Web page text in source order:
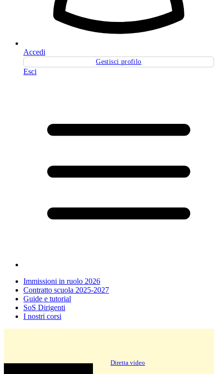
Accedi
Gestisci profilo
Esci
Immissioni in ruolo 2026
Contratto scuola 2025-2027
Guide e tutorial
SoS Dirigenti
I nostri corsi
Diretta video